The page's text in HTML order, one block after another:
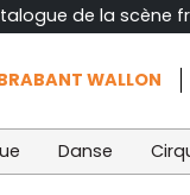
de la scène
WALLON
Danse